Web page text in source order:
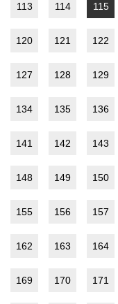
113 114 115
120 121 122
127 128 129
134 135 136
141 142 143
148 149 150
155 156 157
162 163 164
169 170 171